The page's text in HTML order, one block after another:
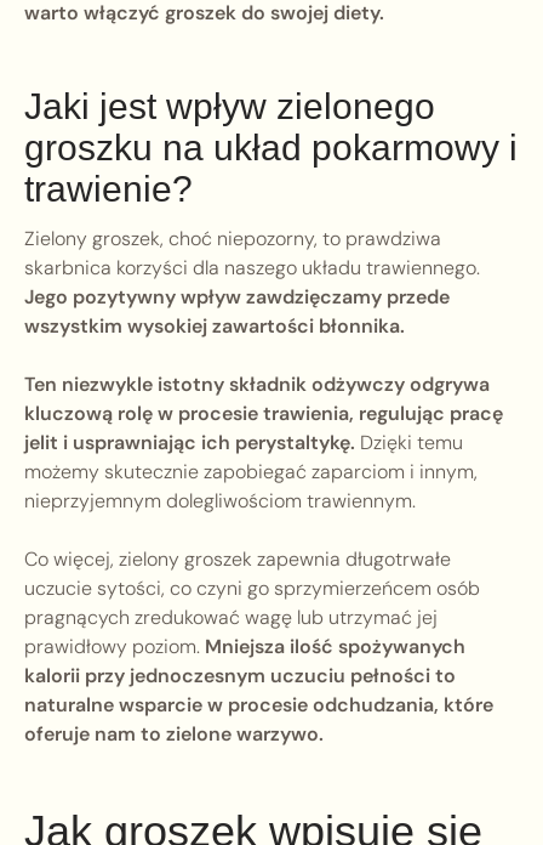
warto włączyć groszek do swojej diety.
Jaki jest wpływ zielonego
groszku na układ pokarmowy i
trawienie?
Zielony groszek, choć niepozorny, to prawdziwa
skarbnica korzyści dla naszego układu trawiennego.
Jego pozytywny wpływ zawdzięczamy przede
wszystkim wysokiej zawartości błonnika.
Ten niezwykle istotny składnik odżywczy odgrywa
kluczową rolę w procesie trawienia, regulując pracę
jelit i usprawniając ich perystaltykę. Dzięki temu
możemy skutecznie zapobiegać zaparciom i innym,
nieprzyjemnym dolegliwościom trawiennym.
Co więcej, zielony groszek zapewnia długotrwałe
uczucie sytości, co czyni go sprzymierzeńcem osób
pragnących zredukować wagę lub utrzymać jej
prawidłowy poziom. Mniejsza ilość spożywanych
kalorii przy jednoczesnym uczuciu pełności to
naturalne wsparcie w procesie odchudzania, które
oferuje nam to zielone warzywo.
Jak groszek wpisuje się